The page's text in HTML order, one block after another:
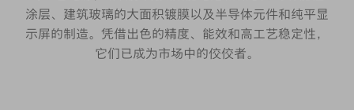
涂层、建筑玻璃的大面积镀膜以及半导体元件和纯平显
示屏的制造。凭借出色的精度、能效和高工艺稳定性，
它们已成为市场中的佼佼者。